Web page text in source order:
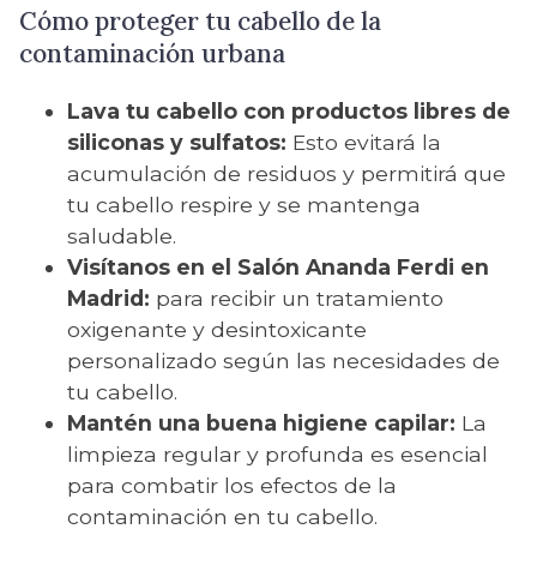
Cómo proteger tu cabello de la
contaminación urbana
Lava tu cabello con productos libres de
siliconas y sulfatos: Esto evitará la
acumulación de residuos y permitirá que
tu cabello respire y se mantenga
saludable.
Visítanos en el Salón Ananda Ferdi en
Madrid: para recibir un tratamiento
oxigenante y desintoxicante
personalizado según las necesidades de
tu cabello.
Mantén una buena higiene capilar: La
limpieza regular y profunda es esencial
para combatir los efectos de la
contaminación en tu cabello.